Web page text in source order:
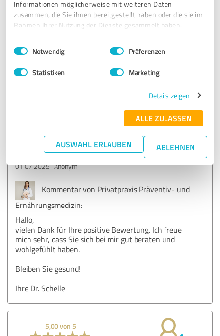
Informationen möglicherweise mit weiteren Daten
zusammen, die Sie ihnen bereitgestellt haben oder die sie im
Rahmen Ihrer Nutzung der Dienste gesammelt haben.
Impressum Datenschutzbestimmungen
Einwilligungsauswahl
Notwendig Präferenzen
Statistiken Marketing
Details zeigen
ALLE ZULASSEN
AUSWAHL ERLAUBEN ABLEHNEN
SEHR GUT
Ernährungsmedizin
01.07.2025 Anonym
Kommentar von Privatpraxis Präventiv- und
Ernährungsmedizin:
Hallo,
vielen Dank für Ihre positive Bewertung. Ich freue
mich sehr, dass Sie sich bei mir gut beraten und
wohlgefühlt haben.
Bleiben Sie gesund!
Ihre Dr. Schelle
5,00 von 5